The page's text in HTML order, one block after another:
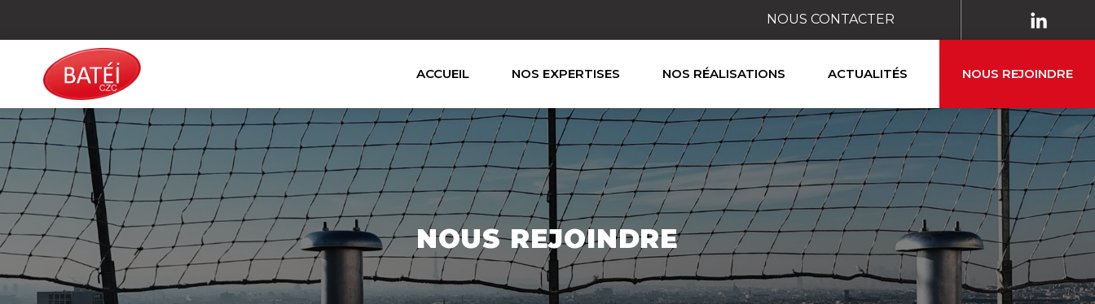
NOUS CONTACTER
ACCUEIL NOS EXPERTISES NOS RÉALISATIONS ACTUALITÉS NOUS REJOINDRE
NOUS REJOINDRE